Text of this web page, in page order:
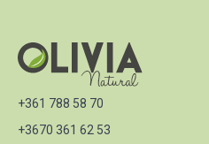
+361 788 58 70
+3670 361 62 53